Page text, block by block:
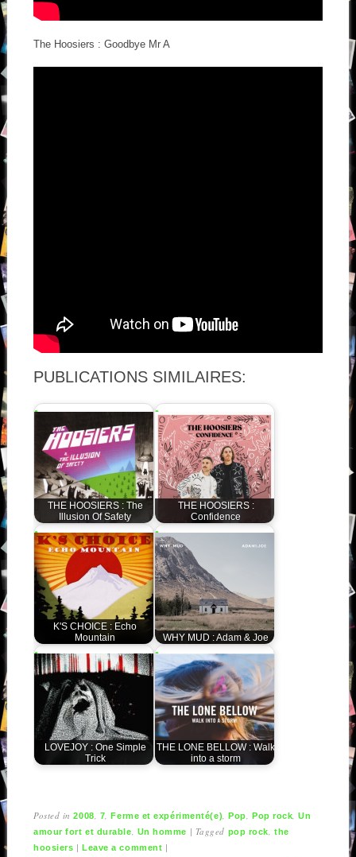
The Hoosiers : Goodbye Mr A
PUBLICATIONS SIMILAIRES:
THE HOOSIERS : The
Illusion Of Safety
THE HOOSIERS :
Confidence
K'S CHOICE : Echo
Mountain
WHY MUD : Adam & Joe
LOVEJOY : One Simple
Trick
THE LONE BELLOW : Walk
into a storm
Posted in2008 7 ,Ferme et expérimenté(e) ,Pop Pop rock ,Un
amour fort et durable
Un homme | Tagged pop rock ,the
hoosiers |Leave a comment |